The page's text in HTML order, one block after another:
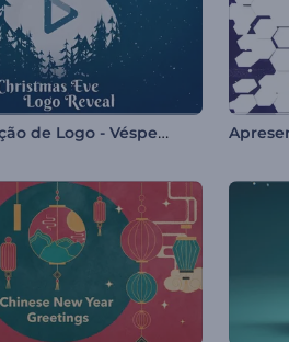
Apresentação de Logo - Véspera de Natal